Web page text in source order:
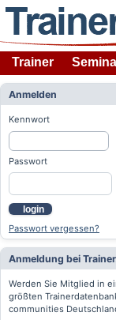
Trainer
Anmelden
Kennwort
Passwort
login
Passwort vergessen?
Anmeldung bei
Werden Sie Mitglied in
größten
communities